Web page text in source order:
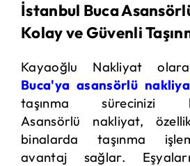
İstanbul Buca
Kolay ve Güvenli
Kayaoğlu Nakliyat
Buca'ya asansörlü
taşınma sürecinizi
Asansörlü nakliyat,
binalarda taşınma
avantaj sağlar.